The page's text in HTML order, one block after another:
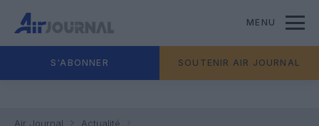
MENU
S'ABONNER SOUTENIR AIR JOURNAL
Air Journal
Actualité